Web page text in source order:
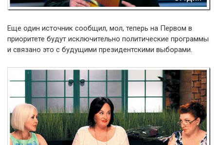
Еще один источник сообщил, мол, теперь на Первом в
приоритете будут исключительно политические программы
и связано это с будущими президентскими выборами.